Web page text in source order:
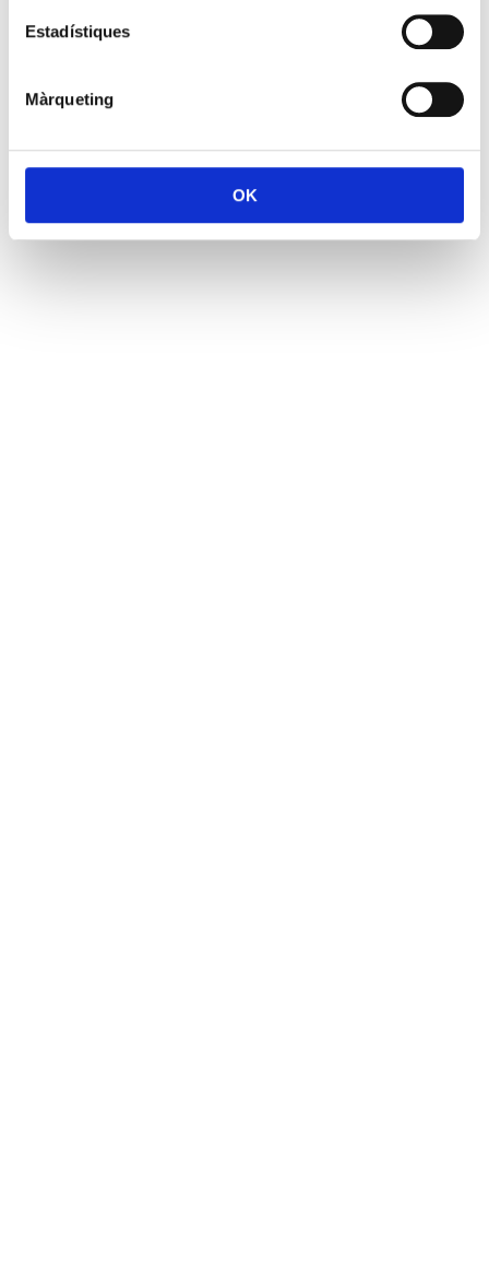
Estadístiques
Màrqueting
OK